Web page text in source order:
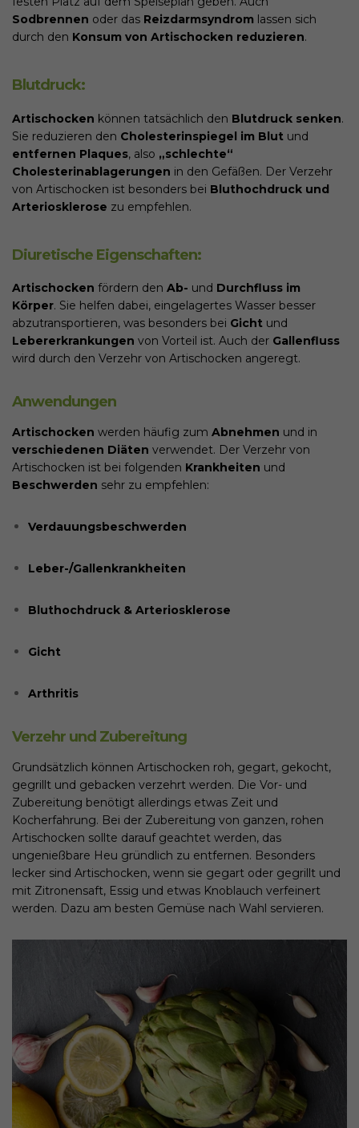
Sodbrennen oder das Reizdarmsyndrom lassen sich
durch den Konsum von Artischocken reduzieren.
Blutdruck:
Artischocken können tatsächlich den Blutdruck senken.
Sie reduzieren den Cholesterinspiegel im Blut und
entfernen Plaques, also „schlechte“
Cholesterinablagerungen in den Gefäßen. Der Verzehr
von Artischocken ist besonders bei Bluthochdruck und
Arteriosklerose zu empfehlen.
Diuretische Eigenschaften:
Artischocken fördern den Ab- und Durchfluss im
Körper. Sie helfen dabei, eingelagertes Wasser besser
abzutransportieren, was besonders bei Gicht und
Lebererkrankungen von Vorteil ist. Auch der Gallenfluss
wird durch den Verzehr von Artischocken angeregt.
Anwendungen
Artischocken werden häufig zum Abnehmen und in
verschiedenen Diäten verwendet. Der Verzehr von
Artischocken ist bei folgenden Krankheiten und
Beschwerden sehr zu empfehlen:
Verdauungsbeschwerden
Leber-/Gallenkrankheiten
Bluthochdruck & Arteriosklerose
Gicht
Arthritis
Verzehr und Zubereitung
Grundsätzlich können Artischocken roh, gegart, gekocht,
gegrillt und gebacken verzehrt werden. Die Vor- und
Zubereitung benötigt allerdings etwas Zeit und
Kocherfahrung. Bei der Zubereitung von ganzen, rohen
Artischocken sollte darauf geachtet werden, das
ungenießbare Heu gründlich zu entfernen. Besonders
lecker sind Artischocken, wenn sie gegart oder gegrillt und
mit Zitronensaft, Essig und etwas Knoblauch verfeinert
werden. Dazu am besten Gemüse nach Wahl servieren.